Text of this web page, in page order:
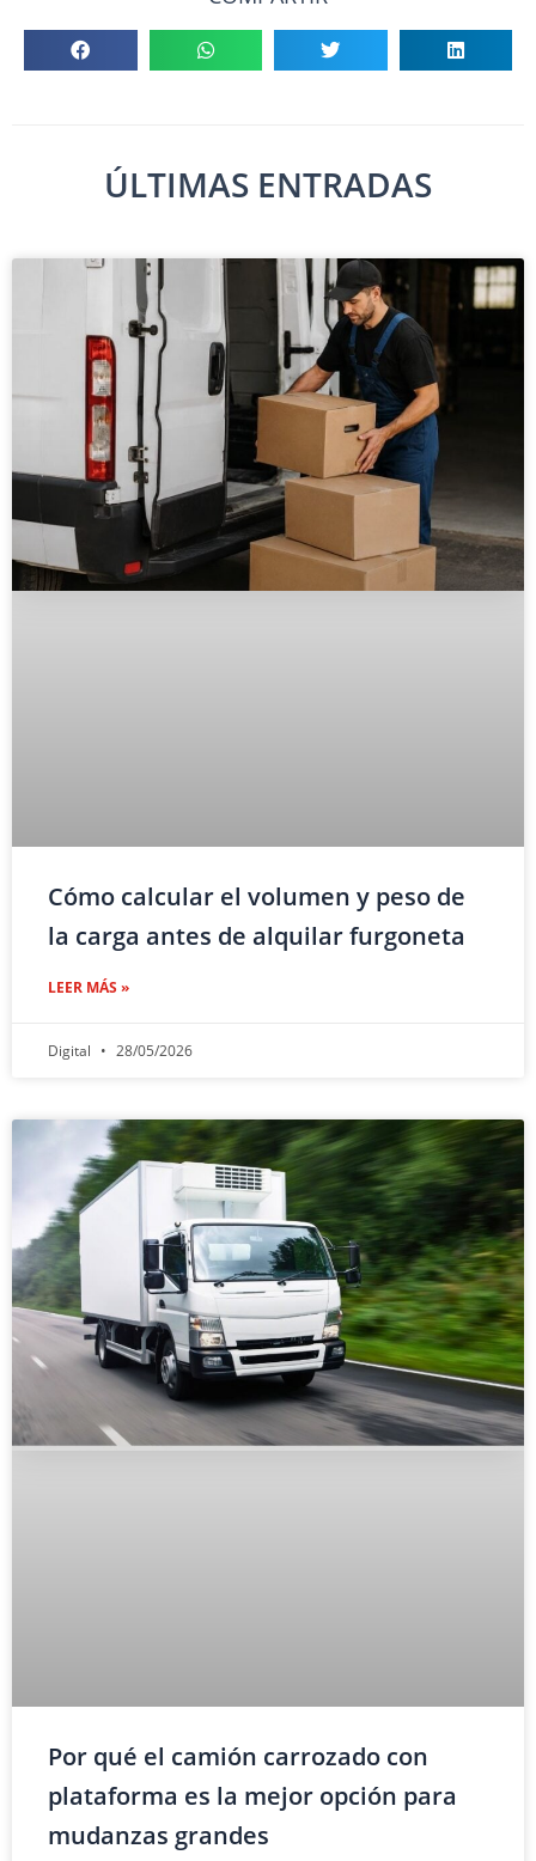
ÚLTIMAS ENTRADAS
Cómo calcular el volumen y peso de
la carga antes de alquilar furgoneta
LEER MÁS »
Digital 28/05/2026
Por qué el camión carrozado con
plataforma es la mejor opción para
mudanzas grandes